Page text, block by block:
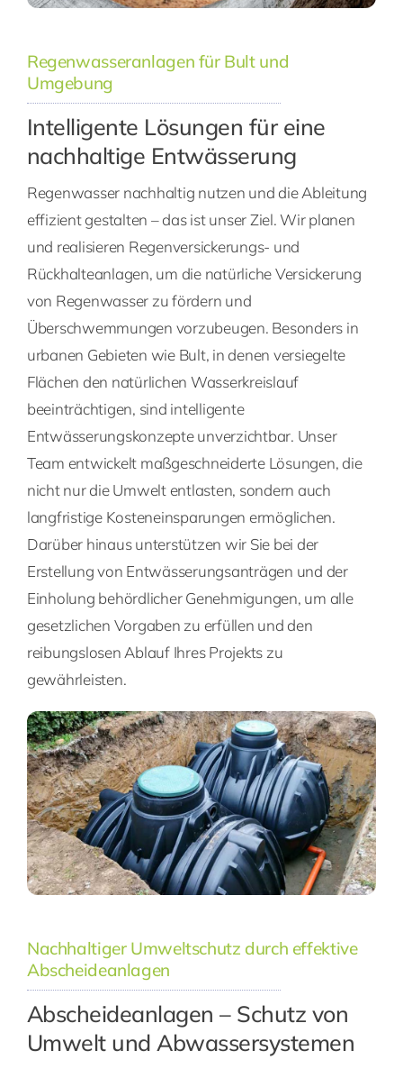
Regenwasseranlagen für Bult und
Umgebung
Intelligente Lösungen für eine
nachhaltige Entwässerung
Regenwasser nachhaltig nutzen und die Ableitung
effizient gestalten – das ist unser Ziel. Wir planen
und realisieren Regenversickerungs- und
Rückhalteanlagen, um die natürliche Versickerung
von Regenwasser zu fördern und
Überschwemmungen vorzubeugen. Besonders in
urbanen Gebieten wie Bult, in denen versiegelte
Flächen den natürlichen Wasserkreislauf
beeinträchtigen, sind intelligente
Entwässerungskonzepte unverzichtbar. Unser
Team entwickelt maßgeschneiderte Lösungen, die
nicht nur die Umwelt entlasten, sondern auch
langfristige Kosteneinsparungen ermöglichen.
Darüber hinaus unterstützen wir Sie bei der
Erstellung von Entwässerungsanträgen und der
Einholung behördlicher Genehmigungen, um alle
gesetzlichen Vorgaben zu erfüllen und den
reibungslosen Ablauf Ihres Projekts zu
gewährleisten.
Nachhaltiger Umweltschutz durch effektive
Abscheideanlagen
Abscheideanlagen – Schutz von
Umwelt und Abwassersystemen